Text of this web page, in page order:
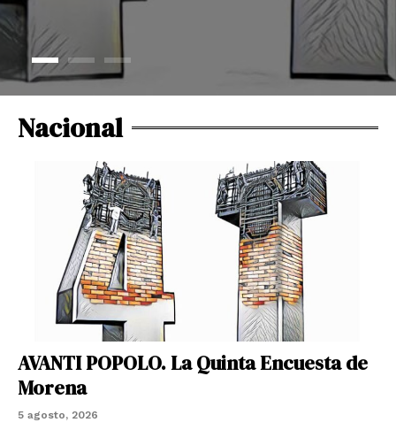
Nacional
AVANTI POPOLO. La Quinta Encuesta de
Morena
5 agosto, 2026